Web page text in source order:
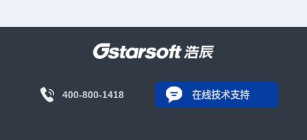
400-800-1418 在线技术支持